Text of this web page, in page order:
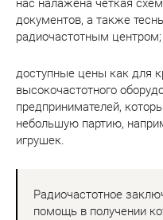
нас налажена четкая
документов, а также
радиочастотным центром;
доступные цены как для
высокочастотного
предпринимателей,
небольшую партию,
игрушек.
Радиочастотное
помощь в получении